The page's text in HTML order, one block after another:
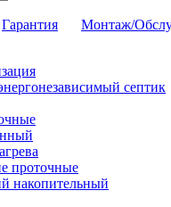
Гарантия Монтаж/
септик
проточные
накопительный